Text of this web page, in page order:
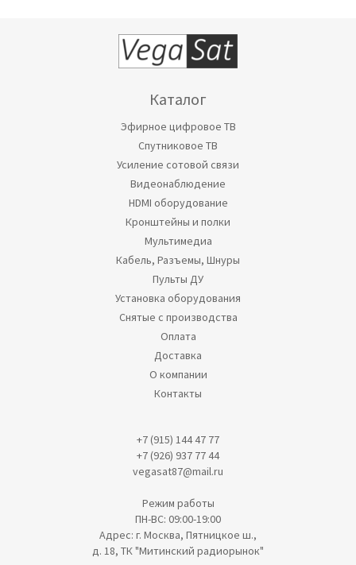
Каталог
Эфирное цифровое ТВ
Спутниковое ТВ
Усиление сотовой связи
Видеонаблюдение
HDMI оборудование
Кронштейны и полки
Мультимедиа
Кабель, Разъемы, Шнуры
Пульты ДУ
Установка оборудования
Снятые с производства
Оплата
Доставка
О компании
Контакты
+7 (915) 144 47 77
+7 (926) 937 77 44
vegasat87@mail.ru
Режим работы
ПН-ВС: 09:00-19:00
Адрес: г. Москва, Пятницкое ш.,
д. 18, ТК "Митинский радиорынок"